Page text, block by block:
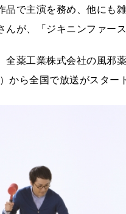
品で主演を務め、他にも
んが、「ジキニンファー
全薬工業株式会社の風邪
から全国で放送がスター